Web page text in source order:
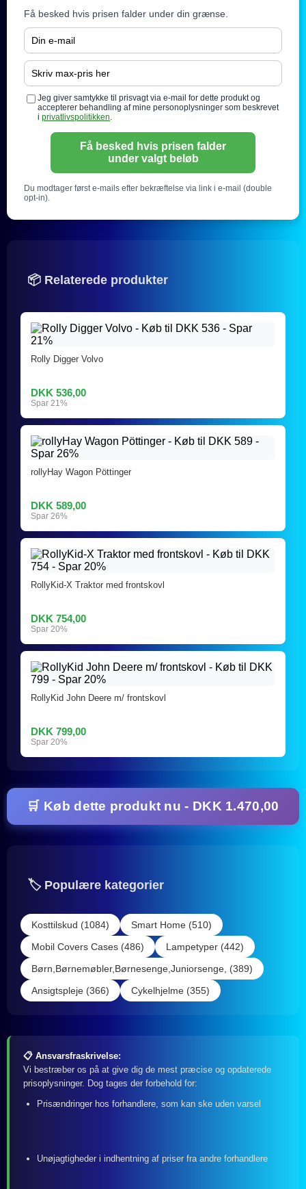
Få besked hvis prisen falder under din grænse.
Jeg giver samtykke til prisvagt via e-mail for dette produkt og
accepterer behandling af mine personoplysninger som beskrevet
i privatlivspolitikken.
Få besked hvis prisen falder
under valgt beløb
Du modtager først e-mails efter bekræftelse via link i e-mail (double
opt-in).
📦 Relaterede produkter
Rolly Digger Volvo
DKK 536,00
Spar 21%
rollyHay Wagon Pöttinger
DKK 589,00
Spar 26%
RollyKid-X Traktor med frontskovl
DKK 754,00
Spar 20%
RollyKid John Deere m/ frontskovl
DKK 799,00
Spar 20%
🛒 Køb dette produkt nu - DKK 1.470,00
🏷️ Populære kategorier
Kosttilskud (1084)
Smart Home (510)
Mobil Covers Cases (486)
Lampetyper (442)
Børn,Børnemøbler,Børnesenge,Juniorsenge, (389)
Ansigtspleje (366)
Cykelhjelme (355)
📋 Ansvarsfraskrivelse:
Vi bestræber os på at give dig de mest præcise og opdaterede
prisoplysninger. Dog tages der forbehold for:
Prisændringer hos forhandlere, som kan ske uden varsel
Unøjagtigheder i indhentning af priser fra andre forhandlere